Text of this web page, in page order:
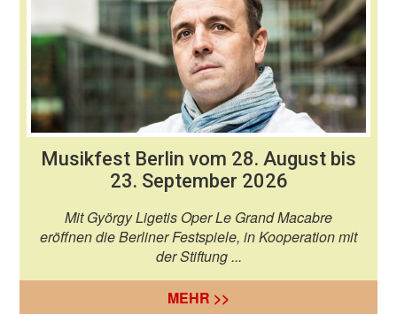
Musikfest Berlin vom 28. August bis
23. September 2026
Mit György Ligetis Oper Le Grand Macabre
eröffnen die Berliner Festspiele, in Kooperation mit
der Stiftung ...
MEHR >>